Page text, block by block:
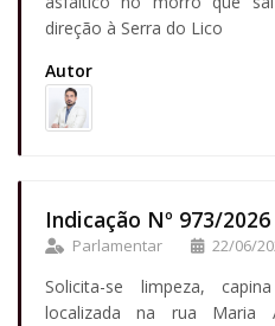
direção à Serra do Lico
Autor
Indicação Nº 973/2026
Parlamentar 22/06/
Solicita-se limpeza,
localizada na rua Maria